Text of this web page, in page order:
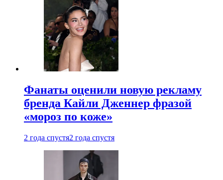
Фанаты оценили новую рекламу
бренда Кайли Дженнер фразой
«мороз по коже»
2 года спустя2 года спустя